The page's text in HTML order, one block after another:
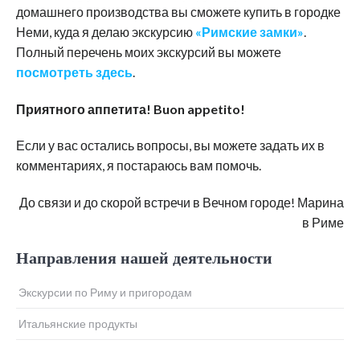
домашнего производства вы сможете купить в городке
Неми, куда я делаю экскурсию «Римские замки»
Полный перечень моих экскурсий вы можете
посмотреть здесь
Приятного аппетита! Buon appetito!
Если у вас остались вопросы, вы можете задать их в
комментариях, я постараюсь вам помочь.
До связи и до скорой встречи в Вечном городе! Марина
в Риме
Направления нашей деятельности
Экскурсии по Риму и пригородам
Итальянские продукты